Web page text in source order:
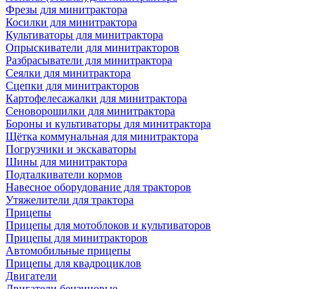
Фрезы для минитрактора
Косилки для минитрактора
Культиваторы для минитрактора
Опрыскиватели для минитракторов
Разбрасыватели для минитрактора
Сеялки для минитрактора
Сцепки для минитракторов
Картофелесажалки для минитрактора
Сеноворошилки для минитрактора
Бороны и культиваторы для минитрактора
Щётка коммунальная для минитрактора
Погрузчики и экскаваторы
Шины для минитрактора
Подталкиватели кормов
Навесное оборудование для тракторов
Утяжелители для трактора
Прицепы
Прицепы для мотоблоков и культиваторов
Прицепы для минитракторов
Автомобильные прицепы
Прицепы для квадроциклов
Двигатели